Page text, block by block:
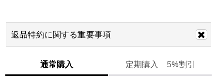
返品特約に関する重要事項
通常購入 定期購入 5%割引